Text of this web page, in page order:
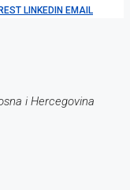
LINKEDIN EMAIL
i Hercegovina